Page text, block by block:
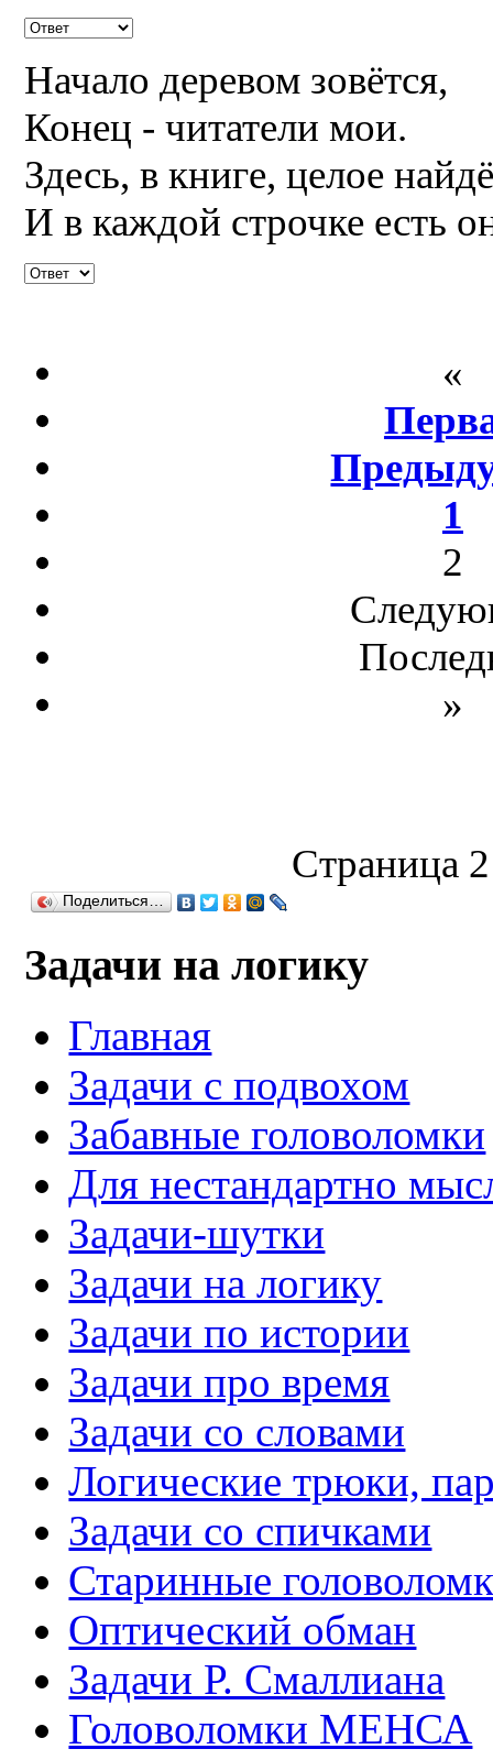
Начало деревом зовётся,
Конец - читатели мои.
Здесь, в книге, целое
И в каждой строчке есть
«
1
2
»
Страница
Поделиться…
Задачи на логику
Главная
Задачи с подвохом
Забавные головоломки
Для нестандартно
Задачи-шутки
Задачи на логику
Задачи по истории
Задачи про время
Задачи со словами
Логические трюки,
Задачи со спичками
Старинные
Оптический обман
Задачи Р. Смаллиана
Головоломки МЕНСА